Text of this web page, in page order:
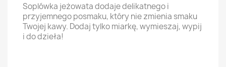
Soplówka jeżowata dodaje delikatnego i
przyjemnego posmaku, który nie zmienia smaku
Twojej kawy. Dodaj tylko miarkę, wymieszaj, wypij
i do dzieła!